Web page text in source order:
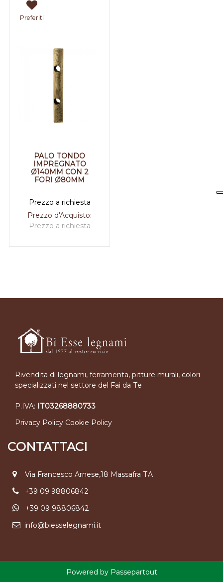
Preferiti
PALO TONDO
IMPREGNATO
Ø140MM CON 2
FORI Ø80MM
Prezzo a richiesta
Prezzo d'Acquisto:
Prezzo a richiesta
Rivendita di legnami, ferramenta, pitture murali, colori
specializzati nel settore del Fai da Te
P.IVA: IT03268880733
Privacy Policy Cookie Policy
CONTATTACI
Via Francesco Arnese,18 Massafra TA
+39 09 98806842
+39 09 98806842
info@biesselegnami.it
Powered by Passepartout